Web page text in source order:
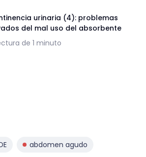
urinaria (4): problemas
del mal uso del absorbente
de 1 minuto
abdomen agudo